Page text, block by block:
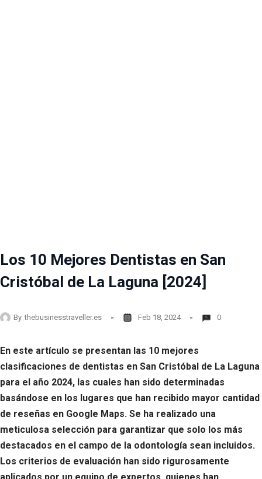
Los 10 Mejores Dentistas en San
Cristóbal de La Laguna [2024]
By thebusinesstraveller.es Feb 18, 2024 0
En este artículo se presentan las 10 mejores
clasificaciones de dentistas en San Cristóbal de La Laguna
para el año 2024, las cuales han sido determinadas
basándose en los lugares que han recibido mayor cantidad
de reseñas en Google Maps. Se ha realizado una
meticulosa selección para garantizar que solo los más
destacados en el campo de la odontología sean incluidos.
Los criterios de evaluación han sido rigurosamente